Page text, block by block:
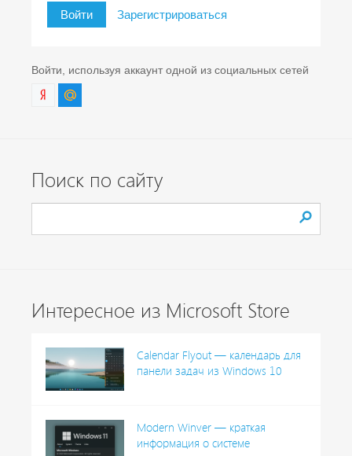
Войти Зарегистрироваться
Войти, используя аккаунт одной из социальных сетей
Поиск по сайту
Интересное из Microsoft Store
Calendar Flyout — календарь для
панели задач из Windows 10
Modern Winver — краткая
информация о системе